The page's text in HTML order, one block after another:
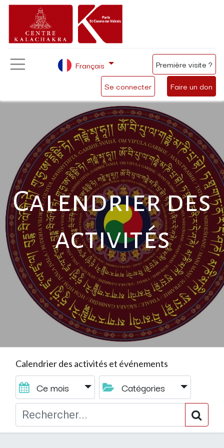
Se connecter Faire un don
Français Première visite ?
Calendrier des
activités
Calendrier des activités et événements
Ce mois Catégories